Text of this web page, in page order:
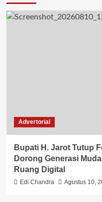
Advertorial
Bupati H. Jarot Tutup
Dorong Generasi
Ruang Digital
Edi Chandra Agustus 10,